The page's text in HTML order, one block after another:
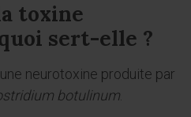
toxine
sert-elle ?
neurotoxine produite par
botulinum